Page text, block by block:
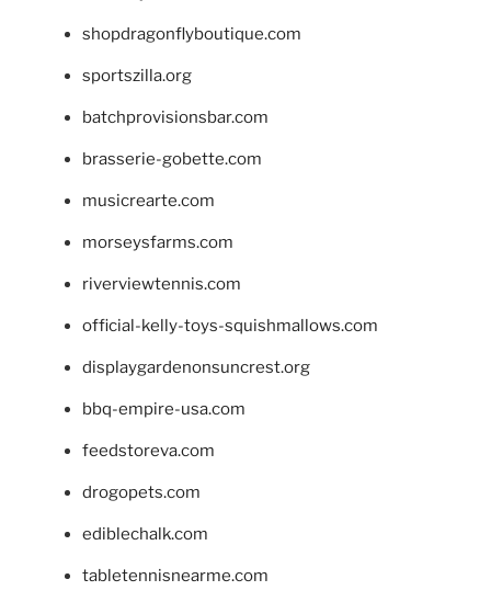
shopdragonflyboutique.com
sportszilla.org
batchprovisionsbar.com
brasserie-gobette.com
musicrearte.com
morseysfarms.com
riverviewtennis.com
official-kelly-toys-squishmallows.com
displaygardenonsuncrest.org
bbq-empire-usa.com
feedstoreva.com
drogopets.com
ediblechalk.com
tabletennisnearme.com